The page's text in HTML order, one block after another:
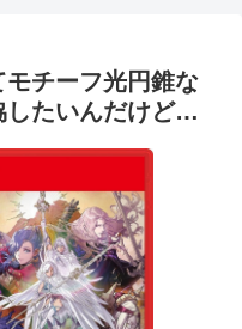
モチーフ光円錐な
したいんだけど…